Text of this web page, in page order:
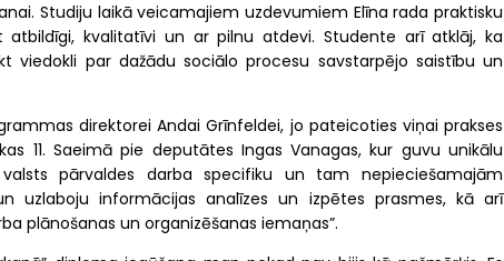
Studiju laikā veicamajiem uzdevumiem Elīna rada praktisku
kvalitatīvi un ar pilnu atdevi. Studente arī atklāj, ka
viedokli par dažādu sociālo procesu savstarpējo saistību un
direktorei Andai Grīnfeldei, jo pateicoties viņai prakses
11. Saeimā pie deputātes Ingas Vanagas, kur guvu unikālu
pārvaldes darba specifiku un tam nepieciešamajām
uzlaboju informācijas analīzes un izpētes prasmes, kā arī
plānošanas un organizēšanas iemaņas”.